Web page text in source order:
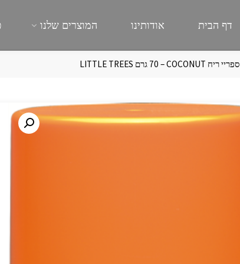
דף הבית אודותינו המוצרים שלנו
ספריי ריח ‏COCONUT – ‏70 גרם LITTLE TREES